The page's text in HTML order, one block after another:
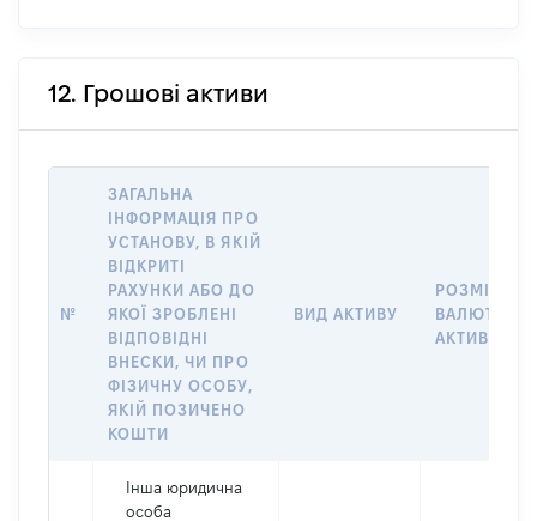
12. Грошові активи
№
ЗАГАЛЬНА
ІНФОРМАЦІЯ ПРО
УСТАНОВУ, В ЯКІЙ
ВІДКРИТІ
РАХУНКИ АБО ДО
ЯКОЇ ЗРОБЛЕНІ
ВІДПОВІДНІ
ВНЕСКИ, ЧИ ПРО
ФІЗИЧНУ ОСОБУ,
ЯКІЙ ПОЗИЧЕНО
КОШТИ
ВИД АКТИВУ
РОЗМІР ТА
ВАЛЮТА
АКТИВУ
Інша юридична
особа